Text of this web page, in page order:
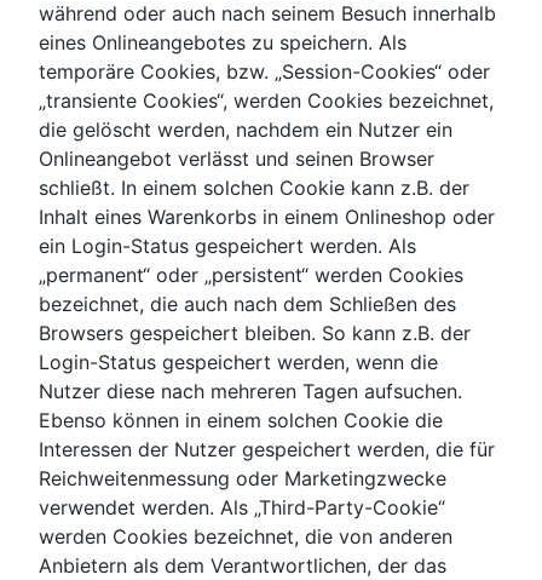
während oder auch nach seinem Besuch innerhalb
eines Onlineangebotes zu speichern. Als
temporäre Cookies, bzw. „Session-Cookies“ oder
„transiente Cookies“, werden Cookies bezeichnet,
die gelöscht werden, nachdem ein Nutzer ein
Onlineangebot verlässt und seinen Browser
schließt. In einem solchen Cookie kann z.B. der
Inhalt eines Warenkorbs in einem Onlineshop oder
ein Login-Status gespeichert werden. Als
„permanent“ oder „persistent“ werden Cookies
bezeichnet, die auch nach dem Schließen des
Browsers gespeichert bleiben. So kann z.B. der
Login-Status gespeichert werden, wenn die
Nutzer diese nach mehreren Tagen aufsuchen.
Ebenso können in einem solchen Cookie die
Interessen der Nutzer gespeichert werden, die für
Reichweitenmessung oder Marketingzwecke
verwendet werden. Als „Third-Party-Cookie“
werden Cookies bezeichnet, die von anderen
Anbietern als dem Verantwortlichen, der das